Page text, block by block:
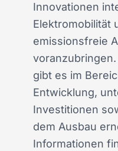
Innovationen
Elektromobilität
emissionsfreie
gibt es im
Entwicklung,
Investitionen
dem Ausbau
Informationen